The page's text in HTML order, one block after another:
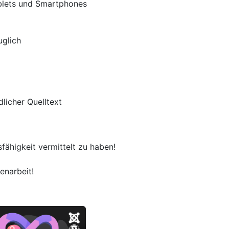
und Smartphones
Quelltext
vermittelt zu haben!